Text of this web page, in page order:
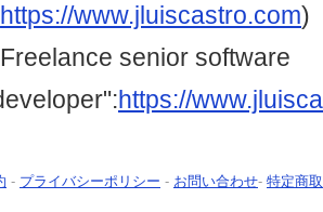
https://www.jluiscastro.com)
senior software
https://
- プライバシーポリシー - お問い合わせ- 特定商